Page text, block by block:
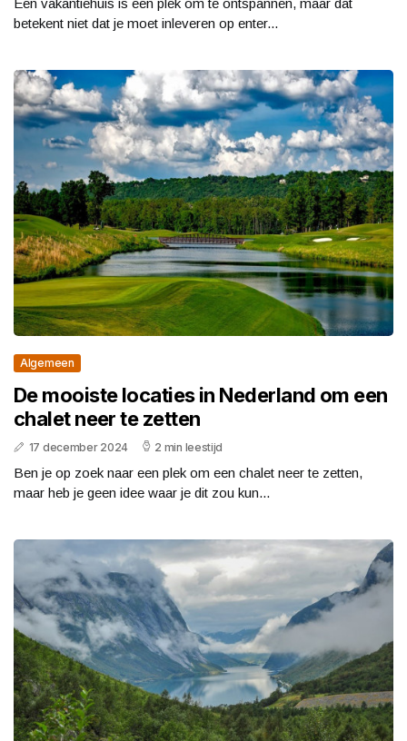
Een vakantiehuis is een plek om te ontspannen, maar dat
betekent niet dat je moet inleveren op enter...
Algemeen
De mooiste locaties in Nederland om een
chalet neer te zetten
17 december 2024 2 min leestijd
Ben je op zoek naar een plek om een chalet neer te zetten,
maar heb je geen idee waar je dit zou kun...